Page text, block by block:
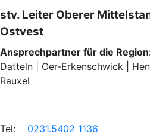
stv. Leiter Oberer
Ostvest
Ansprechpartner für die
Datteln | Oer-Erkenschwick |
Rauxel
Tel: 0231.5402 1136